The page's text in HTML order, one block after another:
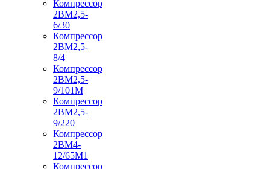
Компрессор
2ВМ2,5-
6/30
Компрессор
2ВМ2,5-
8/4
Компрессор
2ВМ2,5-
9/101М
Компрессор
2ВМ2,5-
9/220
Компрессор
2ВМ4-
12/65М1
Компрессор